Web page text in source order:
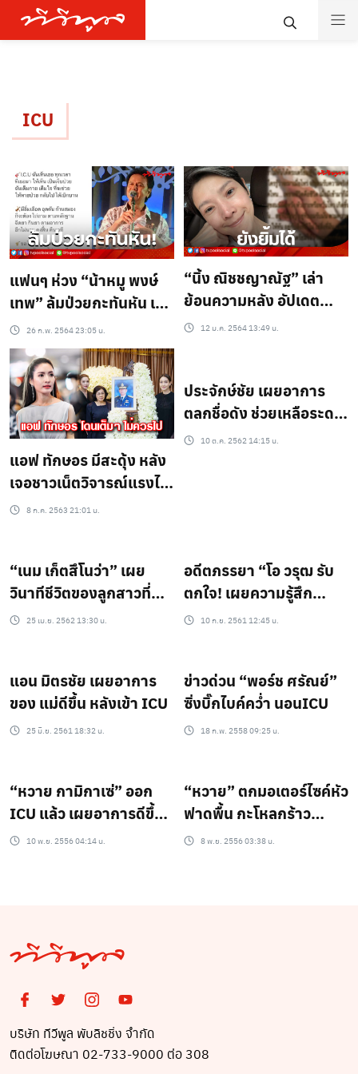
ICU
แฟนๆ ห่วง “น้าหมู พงษ์
เทพ” ล้มป่วยกะทันหัน เข้า
รักษาตัวที่ห้องไอซียู
26 ก.พ. 2564 23:05 น.
“นิ้ง ณิชชญาณัฐ” เล่า
ย้อนความหลัง อัปเดต
อาการตอนเข้าห้อง ICU
12 ม.ค. 2564 13:49 น.
แอฟ ทักษอร มีสะดุ้ง หลัง
เจอชาวเน็ตวิจารณ์แรงไม่
ควรไปงาน พ่อแต้ว
8 ก.ค. 2563 21:01 น.
ประจักษ์ชัย เผยอาการ
ตลกชื่อดัง ช่วยเหลือระดม
เงินทุน
10 ต.ค. 2562 14:15 น.
“เนม เก็ตสึโนว่า” เผย
วินาทีชีวิตของลูกสาวที่
ป่วยหนัก!!!
25 เม.ย. 2562 13:30 น.
อดีตภรรยา “โอ วรุฒ รับ
ตกใจ! เผยความรู้สึก
“น้องแอร์บัส”
10 ก.ย. 2561 12:45 น.
แอน มิตรชัย เผยอาการ
ของ แม่ดีขึ้น หลังเข้า ICU
25 มิ.ย. 2561 18:32 น.
ข่าวด่วน “พอร์ช ศรัณย์”
ซิ่งบิ๊กไบค์คว่ำ นอนICU
18 ก.พ. 2558 09:25 น.
“หวาย กามิกาเซ่” ออก
ICU แล้ว เผยอาการดีขึ้น
ต้องพักฟื้นเพื่อดูอาการต่อ
10 พ.ย. 2556 04:14 น.
“หวาย” ตกมอเตอร์ไซค์หัว
ฟาดพื้น กะโหลกร้าว
เข้าICU
8 พ.ย. 2556 03:38 น.
บริษัท ทีวีพูล พับลิชชิ่ง จำกัด
ติดต่อโฆษณา 02-733-9000 ต่อ 308